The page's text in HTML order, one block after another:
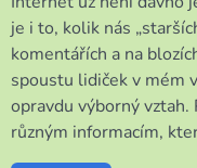
je i to, kolik nás
komentářích a na
spoustu lidiček v mém
opravdu výborný
různým informacím,